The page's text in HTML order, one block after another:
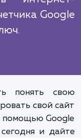
и
Мы
индустрии